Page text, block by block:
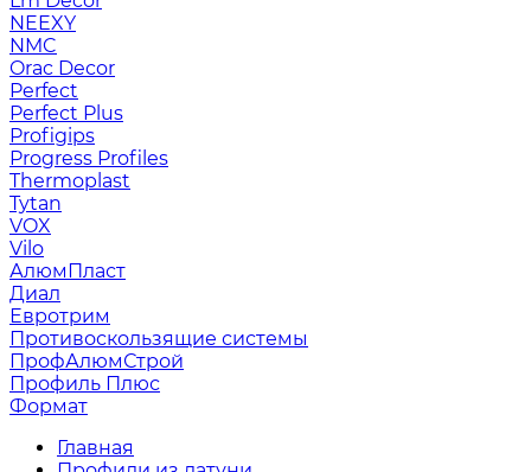
NEEXY
NMC
Orac Decor
Perfect
Perfect Plus
Profigips
Progress Profiles
Thermoplast
Tytan
VOX
Vilo
АлюмПласт
Диал
Евротрим
Противоскользящие системы
ПрофАлюмСтрой
Профиль Плюс
Формат
Главная